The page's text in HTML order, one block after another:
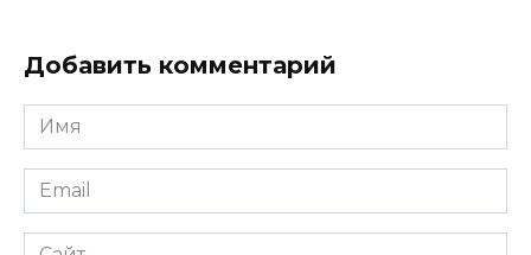
Добавить комментарий
Имя
*
Email
*
Сайт